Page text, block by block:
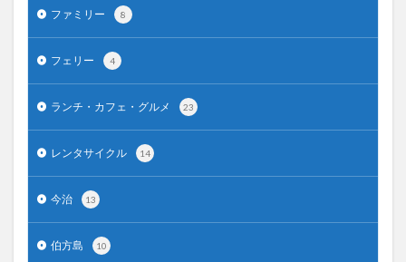
ファミリー 8
フェリー 4
ランチ・カフェ・グルメ 23
レンタサイクル 14
今治 13
伯方島 10